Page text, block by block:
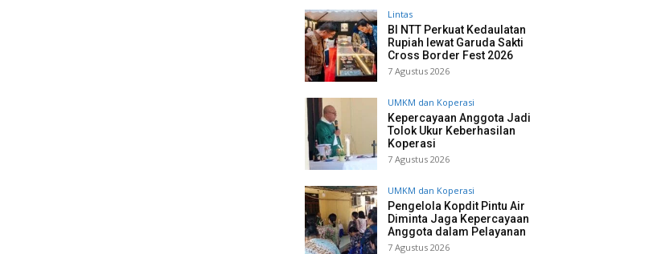
Lintas
BI NTT Perkuat Kedaulatan
Rupiah lewat Garuda Sakti
Cross Border Fest 2026
7 Agustus 2026
UMKM dan Koperasi
Kepercayaan Anggota Jadi
Tolok Ukur Keberhasilan
Koperasi
7 Agustus 2026
UMKM dan Koperasi
Pengelola Kopdit Pintu Air
Diminta Jaga Kepercayaan
Anggota dalam Pelayanan
7 Agustus 2026